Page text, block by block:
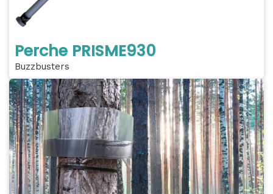
Perche PRISME930
Buzzbusters